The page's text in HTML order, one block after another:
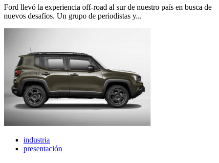
Ford llevó la experiencia off-road al sur de nuestro país en busca de
nuevos desafíos. Un grupo de periodistas y...
industria
presentación